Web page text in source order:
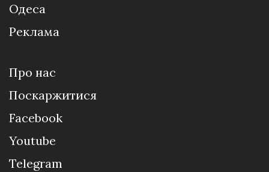
Одеса
Реклама
Про нас
Поскаржитися
Facebook
Youtube
Telegram